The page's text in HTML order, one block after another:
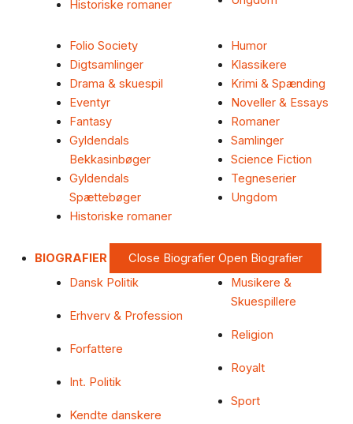
Historiske romaner
Folio Society
Digtsamlinger
Drama & skuespil
Eventyr
Fantasy
Gyldendals
Bekkasinbøger
Gyldendals
Spættebøger
Historiske romaner
Humor
Klassikere
Krimi & Spænding
Noveller & Essays
Romaner
Samlinger
Science Fiction
Tegneserier
Ungdom
BIOGRAFIER Close Biografier Open Biografier
Dansk Politik
Erhverv & Profession
Forfattere
Int. Politik
Kendte danskere
Musikere &
Skuespillere
Religion
Royalt
Sport